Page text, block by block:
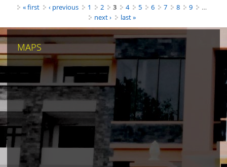
Pendidikan Ekonomi dan...
Pages« first ‹ previous 1 2 3 4 5 6 7 8
last »
MAPS